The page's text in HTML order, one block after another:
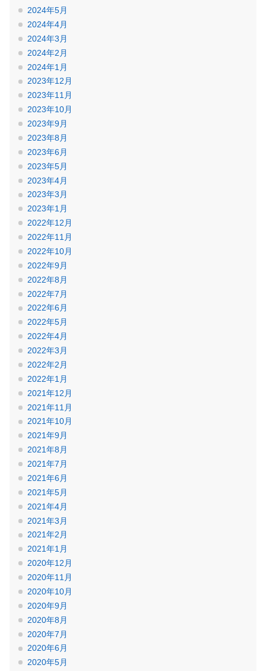
2024年5月
2024年4月
2024年3月
2024年2月
2024年1月
2023年12月
2023年11月
2023年10月
2023年9月
2023年8月
2023年6月
2023年5月
2023年4月
2023年3月
2023年1月
2022年12月
2022年11月
2022年10月
2022年9月
2022年8月
2022年7月
2022年6月
2022年5月
2022年4月
2022年3月
2022年2月
2022年1月
2021年12月
2021年11月
2021年10月
2021年9月
2021年8月
2021年7月
2021年6月
2021年5月
2021年4月
2021年3月
2021年2月
2021年1月
2020年12月
2020年11月
2020年10月
2020年9月
2020年8月
2020年7月
2020年6月
2020年5月